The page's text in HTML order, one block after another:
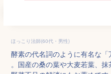
ほっこり法師(60代・男性)
酵素の代名詞のように有名な
。国産の桑の葉や大麦若葉、抹